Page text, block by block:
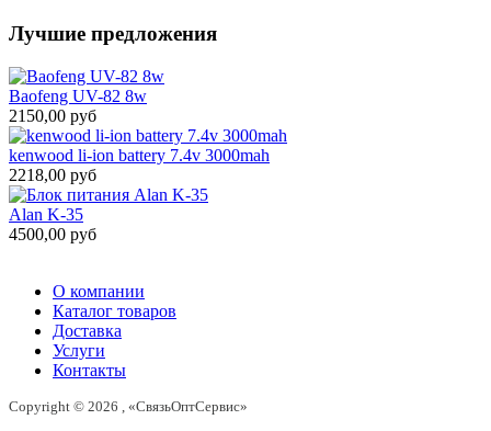
Лучшие предложения
Baofeng UV-82 8w
2150,00 руб
kenwood li-ion battery 7.4v 3000mah
2218,00 руб
Alan K-35
4500,00 руб
О компании
Каталог товаров
Доставка
Услуги
Контакты
Copyright © 2026 , «СвязьОптСервис»